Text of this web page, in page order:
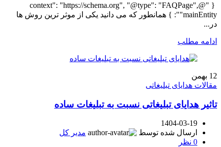
{ "@context": "https://schema.org", "@type": "FAQPage",
"mainEntity": } همانطور که می دانید یکی از موثر ترین روش ها
در...
ادامه مطلب
12 بهمن
مقالات هدایای تبلیغاتی
تاثیر هدایای تبلیغاتی نسبت به تبلیغات ساده
1404-03-19
ارسال شده توسط
مدیر کل
0 نظر